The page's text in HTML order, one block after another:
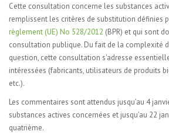
Cette consultation concerne les substances
remplissent les critères de substitution définies
règlement (UE) No 528/2012 (BPR) et qui sont
consultation publique. Du fait de la complexité
question, cette consultation s'adresse
intéressées (fabricants, utilisateurs de produits
etc.).
Les commentaires sont attendus jusqu’au 4
substances actives concernées et jusqu’au 22
quatrième.